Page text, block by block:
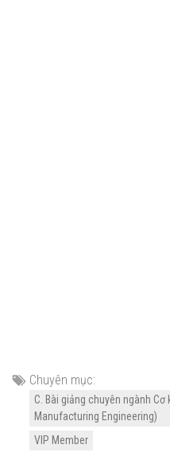
Chuyên mục:
C. Bài giảng chuyên ngành
Manufacturing Engineering)
VIP Member